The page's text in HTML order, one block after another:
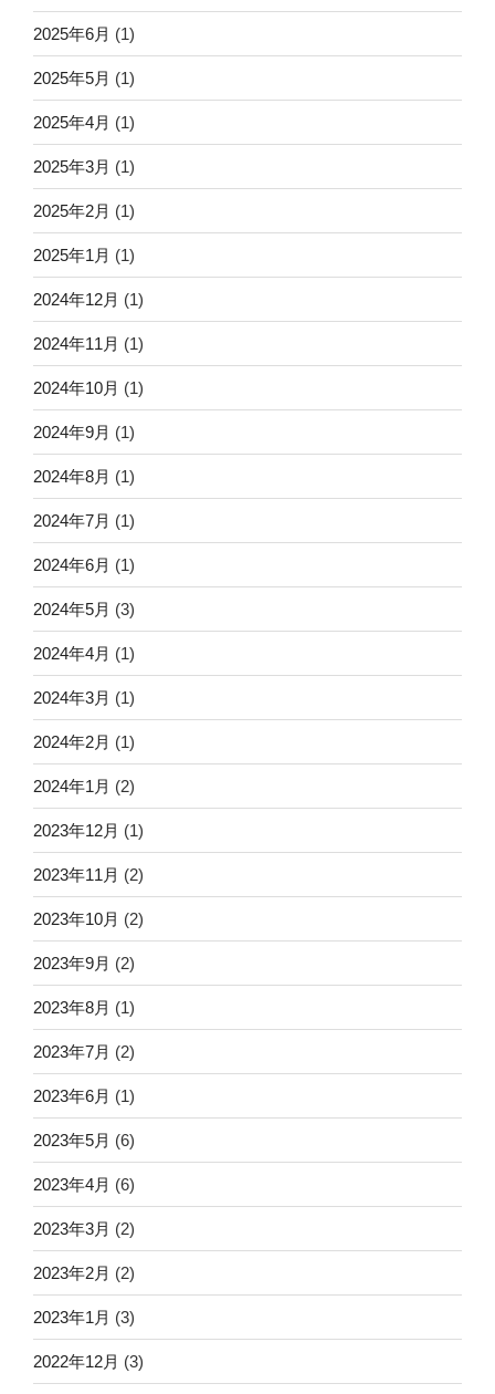
2025年6月 (1)
2025年5月 (1)
2025年4月 (1)
2025年3月 (1)
2025年2月 (1)
2025年1月 (1)
2024年12月 (1)
2024年11月 (1)
2024年10月 (1)
2024年9月 (1)
2024年8月 (1)
2024年7月 (1)
2024年6月 (1)
2024年5月 (3)
2024年4月 (1)
2024年3月 (1)
2024年2月 (1)
2024年1月 (2)
2023年12月 (1)
2023年11月 (2)
2023年10月 (2)
2023年9月 (2)
2023年8月 (1)
2023年7月 (2)
2023年6月 (1)
2023年5月 (6)
2023年4月 (6)
2023年3月 (2)
2023年2月 (2)
2023年1月 (3)
2022年12月 (3)